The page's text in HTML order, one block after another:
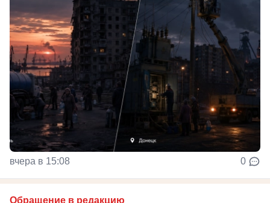
вчера в 15:08 0
Обращение в редакцию